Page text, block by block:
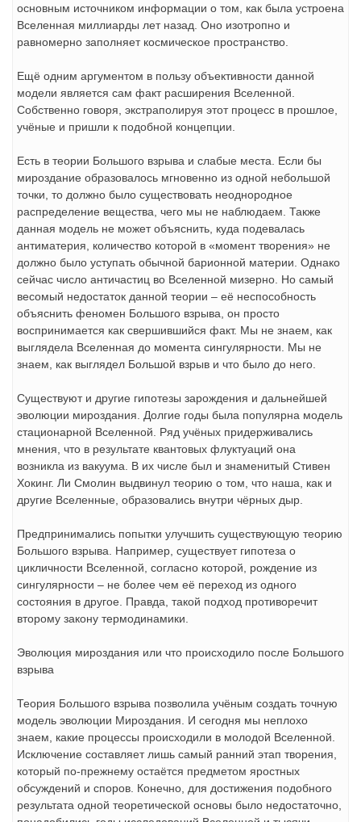
основным источником информации о том, как была устроена
Вселенная миллиарды лет назад. Оно изотропно и
равномерно заполняет космическое пространство.
Ещё одним аргументом в пользу объективности данной
модели является сам факт расширения Вселенной.
Собственно говоря, экстраполируя этот процесс в прошлое,
учёные и пришли к подобной концепции.
Есть в теории Большого взрыва и слабые места. Если бы
мироздание образовалось мгновенно из одной небольшой
точки, то должно было существовать неоднородное
распределение вещества, чего мы не наблюдаем. Также
данная модель не может объяснить, куда подевалась
антиматерия, количество которой в «момент творения» не
должно было уступать обычной барионной материи. Однако
сейчас число античастиц во Вселенной мизерно. Но самый
весомый недостаток данной теории – её неспособность
объяснить феномен Большого взрыва, он просто
воспринимается как свершившийся факт. Мы не знаем, как
выглядела Вселенная до момента сингулярности. Мы не
знаем, как выглядел Большой взрыв и что было до него.
Существуют и другие гипотезы зарождения и дальнейшей
эволюции мироздания. Долгие годы была популярна модель
стационарной Вселенной. Ряд учёных придерживались
мнения, что в результате квантовых флуктуаций она
возникла из вакуума. В их числе был и знаменитый Стивен
Хокинг. Ли Смолин выдвинул теорию о том, что наша, как и
другие Вселенные, образовались внутри чёрных дыр.
Предпринимались попытки улучшить существующую теорию
Большого взрыва. Например, существует гипотеза о
цикличности Вселенной, согласно которой, рождение из
сингулярности – не более чем её переход из одного
состояния в другое. Правда, такой подход противоречит
второму закону термодинамики.
Эволюция мироздания или что происходило после Большого
взрыва
Теория Большого взрыва позволила учёным создать точную
модель эволюции Мироздания. И сегодня мы неплохо
знаем, какие процессы происходили в молодой Вселенной.
Исключение составляет лишь самый ранний этап творения,
который по-прежнему остаётся предметом яростных
обсуждений и споров. Конечно, для достижения подобного
результата одной теоретической основы было недостаточно,